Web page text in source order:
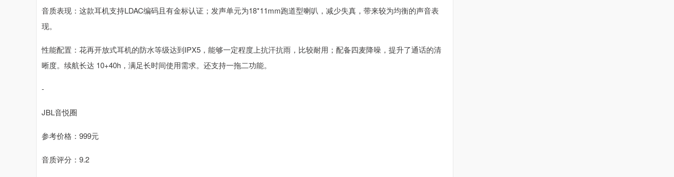
音质表现：这款耳机支持LDAC编码且有金标认证；发声单元为18*11mm跑道型喇叭，减少失真，带来较为均衡的声音表
现。
性能配置：花再开放式耳机的防水等级达到IPX5，能够一定程度上抗汗抗雨，比较耐用；配备四麦降噪，提升了通话的清
晰度。续航长达 10+40h，满足长时间使用需求。还支持一拖二功能。
-
JBL音悦圈
参考价格：999元
音质评分：9.2